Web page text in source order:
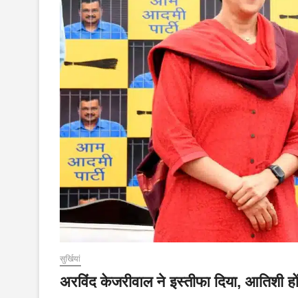
सुर्खियां
अरविंद केजरीवाल ने इस्तीफा दिया, आतिशी